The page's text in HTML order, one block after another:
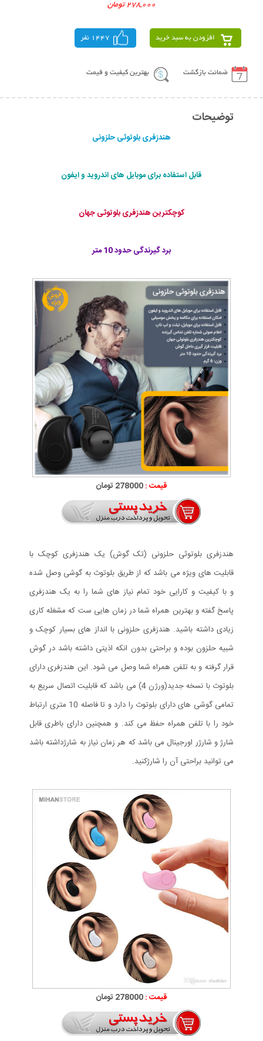
278,000 تومان
افزودن به سبد خرید 1447 نفر
ضمانت بازگشت بهترین کیفیت و قیمت
توضیحات
هندزفری بلوتوثی حلزونی
قابل استفاده برای موبایل های اندروید و ایفون
کوچکترین هندزفری بلوتوثی جهان
برد گیرندگی حدود 10 متر
قیمت :278000 تومان
هندزفری بلوتوثی حلزونی (تک گوش) یک هندزفری کوچک با
قابلیت های ویژه می باشد که از طریق بلوتوث به گوشی وصل شده
و با کیفیت و کارایی خود تمام نیاز های شما را به یک هندزفری
پاسخ گفته و بهترین همراه شما در زمان هایی ست که مشغله کاری
زیادی داشته باشید. هندزفری حلزونی با انداز های بسیار کوچک و
شبیه حلزون بوده و براحتی بدون انکه اذیتی داشته باشد در گوش
قرار گرفته و به تلفن همراه شما وصل می شود. این هندزفری دارای
بلوتوث با نسخه جدید(ورژن 4) می باشد که قابلیت اتصال سریع به
تمامی گوشی های دارای بلوتوث را دارد و تا فاصله 10 متری ارتباط
خود را با تلفن همراه حفظ می کند. و همچنین دارای باطری قابل
شارژ و شارژر اورجینال می باشد که هر زمان نیاز به شارژداشته باشد
می توانید براحتی آن را شارژکنید.
قیمت :278000 تومان